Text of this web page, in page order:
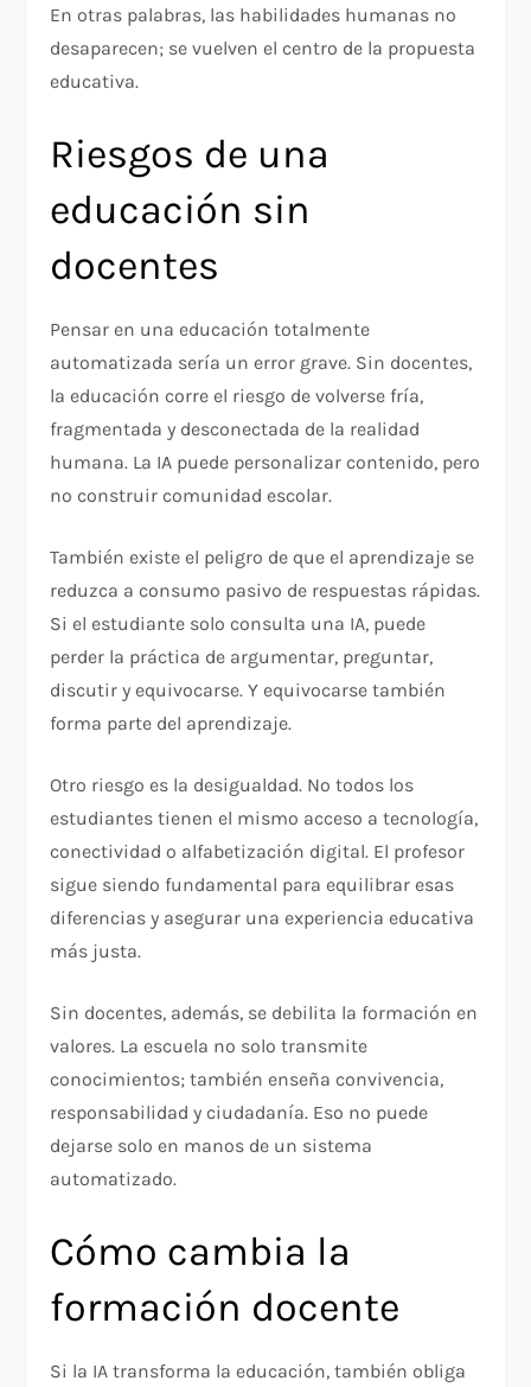
En otras palabras, las habilidades humanas no
desaparecen; se vuelven el centro de la propuesta
educativa.
Riesgos de una
educación sin
docentes
Pensar en una educación totalmente
automatizada sería un error grave. Sin docentes,
la educación corre el riesgo de volverse fría,
fragmentada y desconectada de la realidad
humana. La IA puede personalizar contenido, pero
no construir comunidad escolar.
También existe el peligro de que el aprendizaje se
reduzca a consumo pasivo de respuestas rápidas.
Si el estudiante solo consulta una IA, puede
perder la práctica de argumentar, preguntar,
discutir y equivocarse. Y equivocarse también
forma parte del aprendizaje.
Otro riesgo es la desigualdad. No todos los
estudiantes tienen el mismo acceso a tecnología,
conectividad o alfabetización digital. El profesor
sigue siendo fundamental para equilibrar esas
diferencias y asegurar una experiencia educativa
más justa.
Sin docentes, además, se debilita la formación en
valores. La escuela no solo transmite
conocimientos; también enseña convivencia,
responsabilidad y ciudadanía. Eso no puede
dejarse solo en manos de un sistema
automatizado.
Cómo cambia la
formación docente
Si la IA transforma la educación, también obliga